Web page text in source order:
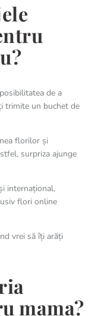
de a
trimite un buchet de
florilor și
surpriza ajunge
internațional,
flori online
vrei să îți arăți
mama?